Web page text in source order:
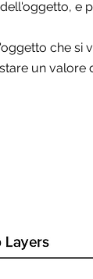
e
che si
un